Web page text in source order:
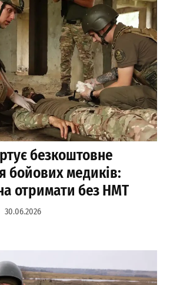
безкоштовне
бойових медиків:
отримати без НМТ
30.06.2026